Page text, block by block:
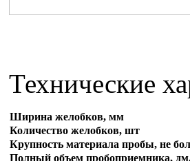
Технические
Ширина желобков, мм
Количество желобков, шт
Крупность материала пробы, не
Полный объем пробоприемника,